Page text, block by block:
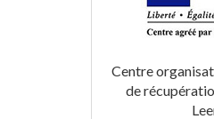
Centre
de